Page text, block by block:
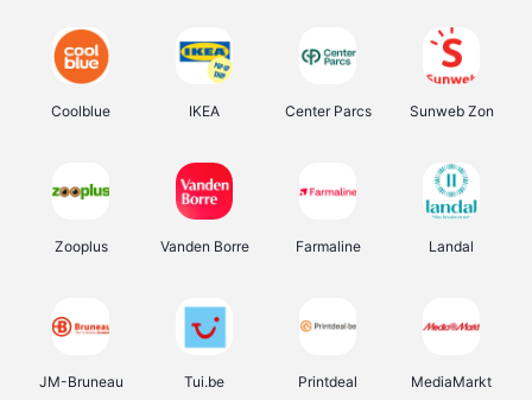
Coolblue IKEA Center Parcs Sunweb Zon
Zooplus Vanden Borre Farmaline Landal
JM-Bruneau Tui.be Printdeal MediaMarkt